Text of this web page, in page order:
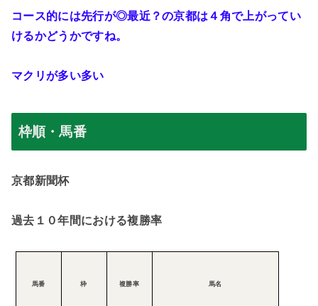
コース的には先行が◎最近？の京都は４角で上がってい
けるかどうかですね。
マクリが多い多い
枠順・馬番
京都新聞杯
過去１０年間における複勝率
馬番 枠 複勝率 馬名